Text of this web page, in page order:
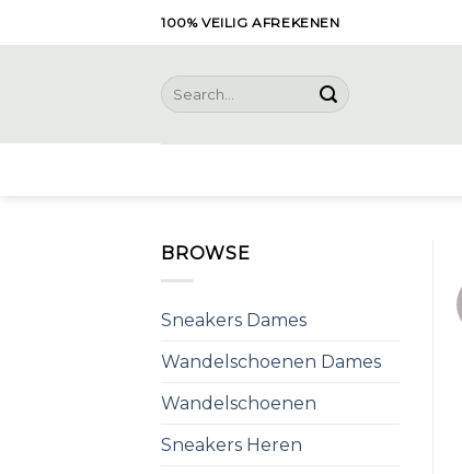
to
100% VEILIG AFREKENEN
Search
for:
BROWSE
Sneakers Dames
Wandelschoenen Dames
Wandelschoenen
Sneakers Heren